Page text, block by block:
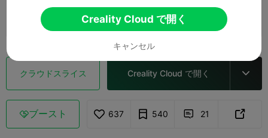
 01h 56m  1 プレート 35.46g
クラウドスライス Creality Cloud で開く 
ブースト 637 540  21 
Creality Cloud で開く
キャンセル